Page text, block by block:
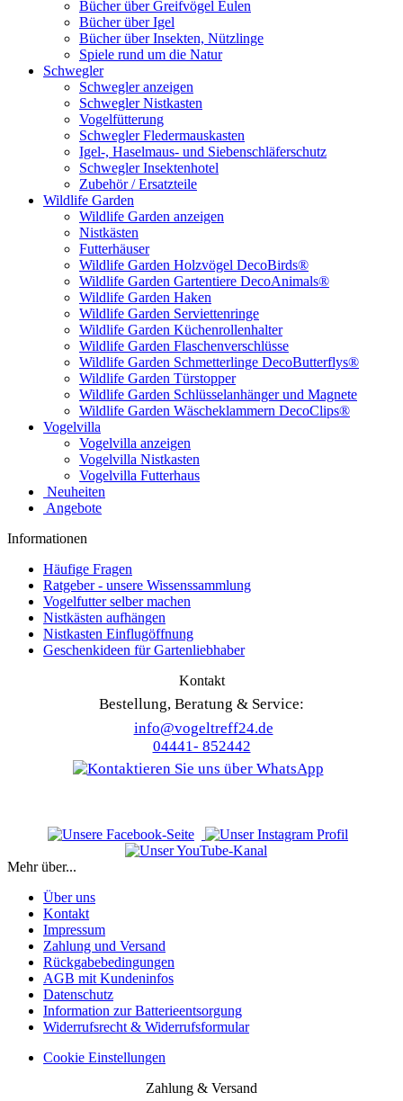
Bücher über Greifvögel Eulen
Bücher über Igel
Bücher über Insekten, Nützlinge
Spiele rund um die Natur
Schwegler
Schwegler anzeigen
Schwegler Nistkasten
Vogelfütterung
Schwegler Fledermauskasten
Igel-, Haselmaus- und Siebenschläferschutz
Schwegler Insektenhotel
Zubehör / Ersatzteile
Wildlife Garden
Wildlife Garden anzeigen
Nistkästen
Futterhäuser
Wildlife Garden Holzvögel DecoBirds®
Wildlife Garden Gartentiere DecoAnimals®
Wildlife Garden Haken
Wildlife Garden Serviettenringe
Wildlife Garden Küchenrollenhalter
Wildlife Garden Flaschenverschlüsse
Wildlife Garden Schmetterlinge DecoButterflys®
Wildlife Garden Türstopper
Wildlife Garden Schlüsselanhänger und Magnete
Wildlife Garden Wäscheklammern DecoClips®
Vogelvilla
Vogelvilla anzeigen
Vogelvilla Nistkasten
Vogelvilla Futterhaus
Neuheiten
Angebote
Informationen
Häufige Fragen
Ratgeber - unsere Wissenssammlung
Vogelfutter selber machen
Nistkästen aufhängen
Nistkasten Einflugöffnung
Geschenkideen für Gartenliebhaber
Kontakt
Bestellung, Beratung & Service:
info@vogeltreff24.de
04441- 852442
Mehr über...
Über uns
Kontakt
Impressum
Zahlung und Versand
Rückgabebedingungen
AGB mit Kundeninfos
Datenschutz
Information zur Batterieentsorgung
Widerrufsrecht & Widerrufsformular
Cookie Einstellungen
Zahlung & Versand